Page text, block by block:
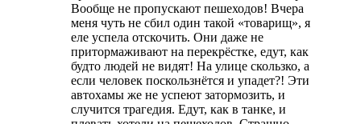
Вообще не пропускают пешеходов! Вчера
меня чуть не сбил один такой «товарищ», я
еле успела отскочить. Они даже не
притормаживают на перекрёстке, едут, как
будто людей не видят! На улице скользко, а
если человек поскользнётся и упадет?! Эти
автохамы же не успеют затормозить, и
случится трагедия. Едут, как в танке, и